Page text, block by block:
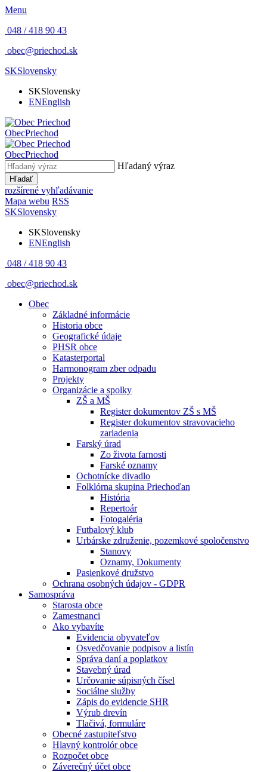
Menu
048 / 418 90 43
obec@priechod.sk
SKSlovensky
SKSlovensky
ENEnglish
ObecPriechod
ObecPriechod
Hľadaný výraz
Hľadať
rozšírené vyhľadávanie
Mapa webu RSS
SKSlovensky
SKSlovensky
ENEnglish
048 / 418 90 43
obec@priechod.sk
Obec
Základné informácie
Historia obce
Geografické údaje
PHSR obce
Katasterportal
Harmonogram zber odpadu
Projekty
Organizácie a spolky
ZŠ a MŠ
Register dokumentov ZŠ s MŠ
Register dokumentov stravovacieho
zariadenia
Farský úrad
Zo života farnosti
Farské oznamy
Ochotnícke divadlo
Folklórna skupina Priechoďan
História
Repertoár
Fotogaléria
Futbalový klub
Urbárske združenie, pozemkové spoločenstvo
Stanovy
Oznamy, Dokumenty
Pasienkové družstvo
Ochrana osobných údajov - GDPR
Samospráva
Starosta obce
Zamestnanci
Ako vybavíte
Evidencia obyvateľov
Osvedčovanie podpisov a listín
Správa daní a poplatkov
Stavebný úrad
Určovanie súpisných čísel
Sociálne služby
Zápis do evidencie SHR
Výrub drevín
Tlačivá, formuláre
Obecné zastupiteľstvo
Hlavný kontrolór obce
Rozpočet obce
Záverečný účet obce